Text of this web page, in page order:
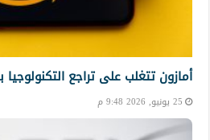
أمازون تتغلب على تراجع
25 يونيو, 2026 9:48 م